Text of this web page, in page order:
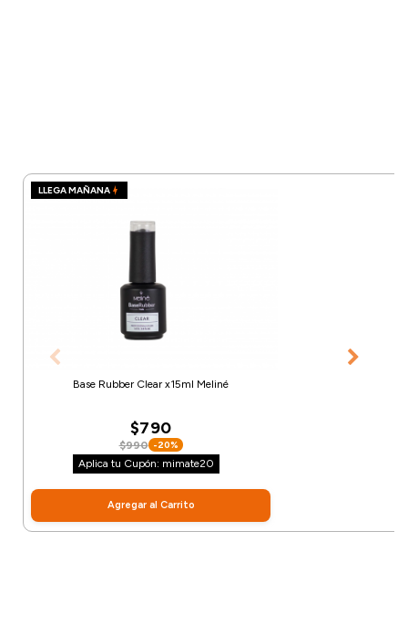
LLEGA MAÑANA
Base Rubber Clear x15ml Meliné
$790
$990 -20%
Aplica tu Cupón: mimate20
Agregar al Carrito